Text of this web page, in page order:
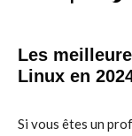
Les
Linux en
Si vous êtes un